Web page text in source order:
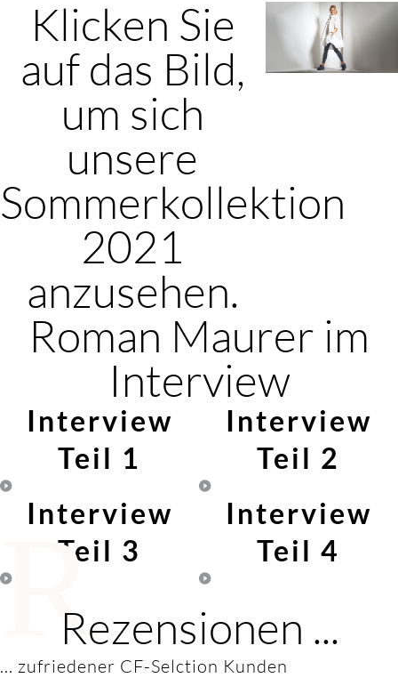
Klicken Sie
auf das Bild,
um sich
unsere
Sommerkollektion
2021
anzusehen.
Roman Maurer im
Interview
Interview
Teil 1
Interview
Teil 2
Interview
Teil 3
Interview
Teil 4
RRezensionen ...
... zufriedener CF-Selction Kunden